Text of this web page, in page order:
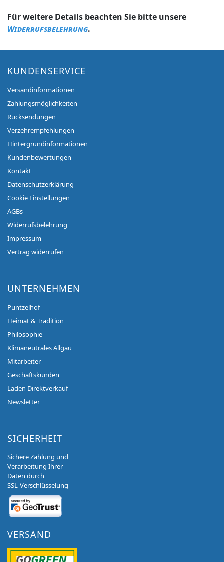
Für weitere Details beachten Sie bitte unsere
Widerrufsbelehrung.
KUNDENSERVICE
Versandinformationen
Zahlungsmöglichkeiten
Rücksendungen
Verzehrempfehlungen
Hintergrundinformationen
Kundenbewertungen
Kontakt
Datenschutzerklärung
Cookie Einstellungen
AGBs
Widerrufsbelehrung
Impressum
Vertrag widerrufen
UNTERNEHMEN
Puntzelhof
Heimat & Tradition
Philosophie
Klimaneutrales Allgäu
Mitarbeiter
Geschäftskunden
Laden Direktverkauf
Newsletter
SICHERHEIT
Sichere Zahlung und
Verarbeitung Ihrer
Daten durch
SSL-Verschlüsselung
VERSAND